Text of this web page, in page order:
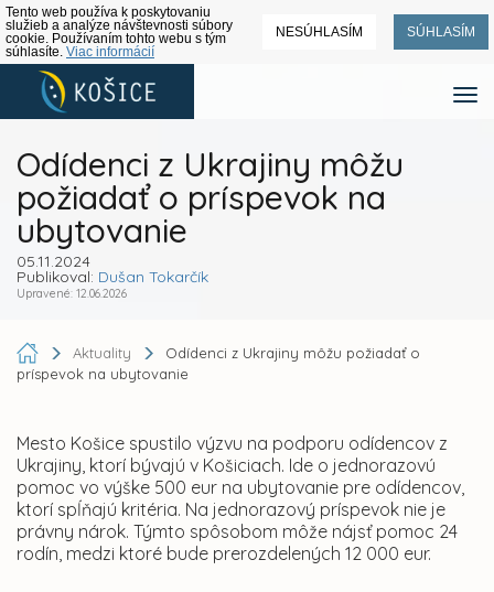
Tento web používa k poskytovaniu
služieb a analýze návštevnosti súbory
cookie. Používaním tohto webu s tým
súhlasíte. Viac informácií
NESÚHLASÍM SÚHLASÍM
Odídenci z Ukrajiny môžu
požiadať o príspevok na
ubytovanie
05.11.2024
Publikoval: Dušan Tokarčík
Upravené: 12.06.2026
Aktuality
Odídenci z Ukrajiny môžu požiadať o
príspevok na ubytovanie
Mesto Košice spustilo výzvu na podporu odídencov z
Ukrajiny, ktorí bývajú v Košiciach. Ide o jednorazovú
pomoc vo výške 500 eur na ubytovanie pre odídencov,
ktorí spĺňajú kritéria. Na jednorazový príspevok nie je
právny nárok. Týmto spôsobom môže nájsť pomoc 24
rodín, medzi ktoré bude prerozdelených 12 000 eur.